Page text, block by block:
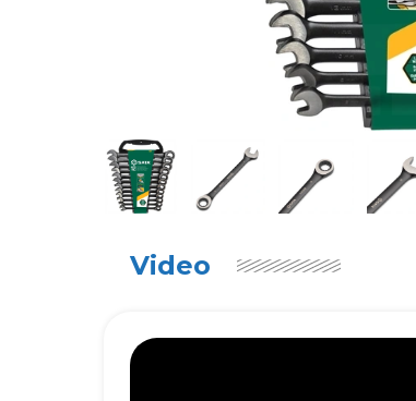
Video